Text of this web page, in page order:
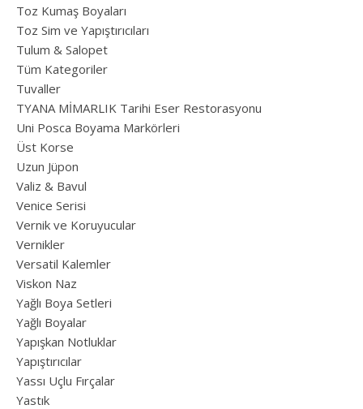
Toz Kumaş Boyaları
Toz Sim ve Yapıştırıcıları
Tulum & Salopet
Tüm Kategoriler
Tuvaller
TYANA MİMARLIK Tarihi Eser Restorasyonu
Uni Posca Boyama Markörleri
Üst Korse
Uzun Jüpon
Valiz & Bavul
Venice Serisi
Vernik ve Koruyucular
Vernikler
Versatil Kalemler
Viskon Naz
Yağlı Boya Setleri
Yağlı Boyalar
Yapışkan Notluklar
Yapıştırıcılar
Yassı Uçlu Fırçalar
Yastık